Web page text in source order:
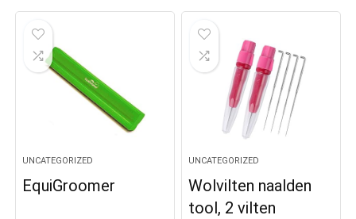
UNCATEGORIZED
EquiGroomer
UNCATEGORIZED
Wolvilten naalden
tool, 2 vilten